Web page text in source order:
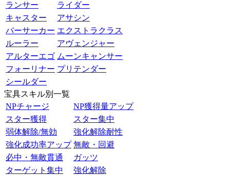
ランサー
ライダー
キャスター
アサシン
バーサーカー エクストラクラス
ルーラー
アヴェンジャー
アルターエゴ ムーンキャンサー
フォーリナー プリテンダー
シールダー
宝具スキル別一覧
NPチャージ
NP獲得量アップ
スター獲得
スター集中
弱体解除/無効
強化解除耐性
強化成功率アップ 無敵・回避
必中・無敵貫通
ガッツ
ターゲット集中
強化解除